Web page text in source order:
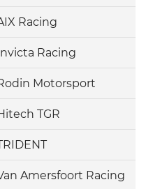
Racing
Racing
Motorsport
TGR
Amersfoort Racing